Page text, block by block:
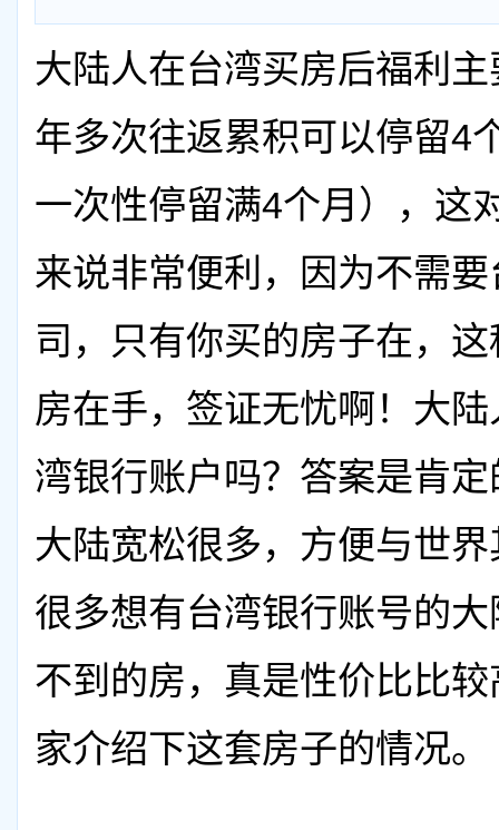
大陆人在台湾买房后福利
年多次往返累积可以停留4
一次性停留满4个月），这
来说非常便利，因为不需
司，只有你买的房子在，
房在手，签证无忧啊！大
湾银行账户吗？答案是肯
大陆宽松很多，方便与世
很多想有台湾银行账号的
不到的房，真是性价比比
家介绍下这套房子的情况。